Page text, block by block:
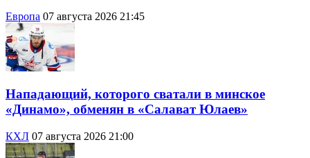
Европа 07 августа 2026 21:45
Нападающий, которого сватали в минское
«Динамо», обменян в «Салават Юлаев»
КХЛ 07 августа 2026 21:00